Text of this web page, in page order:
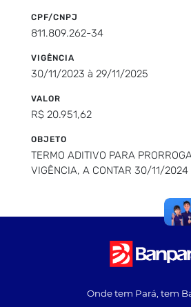
CPF/CNPJ
811.809.262-34
VIGÊNCIA
30/11/2023 à 29/11/2025
VALOR
R$ 20.951,62
OBJETO
TERMO ADITIVO PARA
VIGÊNCIA, A CONTAR 30/11/
Onde tem Pará, tem